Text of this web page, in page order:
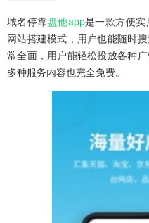
域名停靠盘他app是一款方便
网站搭建模式，用户也能随时
常全面，用户能轻松投放各种
多种服务内容也完全免费。